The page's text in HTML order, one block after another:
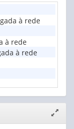
à rede
à rede
à rede
janela